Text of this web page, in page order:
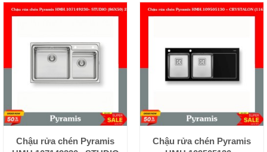
Chậu rửa chén Pyramis
Chậu rửa chén Pyramis